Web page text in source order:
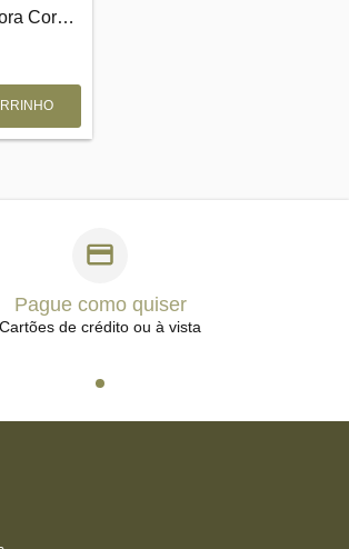
Geleia Iluminadora Corporal Flora N2
Pague como quiser
Cartões de crédito ou à vista